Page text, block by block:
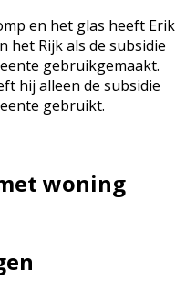
en het glas heeft Erik
het Rijk als de subsidie
gebruikgemaakt.
hij alleen de subsidie
gebruikt.
woning